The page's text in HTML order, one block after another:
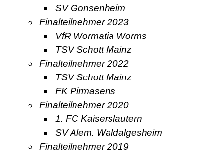
SV Gonsenheim
Finalteilnehmer 2023
VfR Wormatia Worms
TSV Schott Mainz
Finalteilnehmer 2022
TSV Schott Mainz
FK Pirmasens
Finalteilnehmer 2020
1. FC Kaiserslautern
SV Alem. Waldalgesheim
Finalteilnehmer 2019